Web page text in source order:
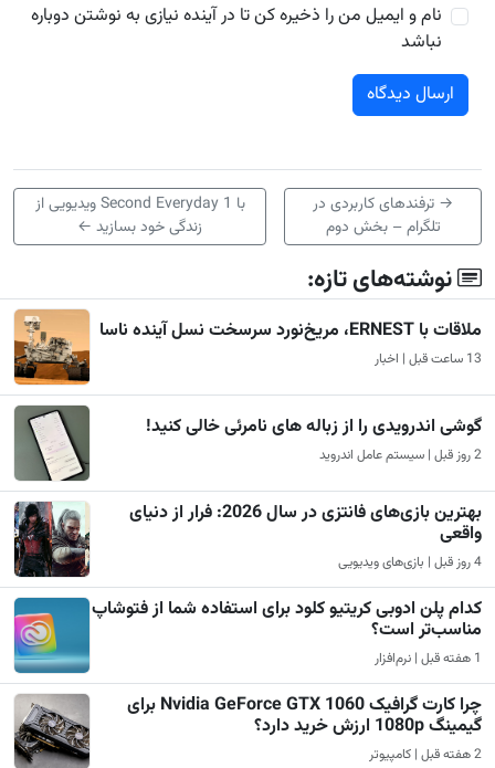
نام و ایمیل من را ذخیره کن تا در آینده نیازی به نوشتن دوباره
نباشد
→ ترفندهای کاربردی در
تلگرام – بخش دوم
با 1 Second Everyday ویدیویی از
زندگی خود بسازید ←
نوشته‌های تازه:
ملاقات با ERNEST، مریخ‌نورد سرسخت نسل آینده ناسا
13 ساعت قبل | اخبار
گوشی اندرویدی را از زباله های نامرئی خالی کنید!
2 روز قبل | سیستم عامل اندروید
بهترین بازی‌های فانتزی در سال 2026: فرار از دنیای
واقعی
4 روز قبل | بازی‌های ویدیویی
کدام پلن ادوبی کریتیو کلود برای استفاده شما از فتوشاپ
مناسب‌تر است؟
1 هفته قبل | نرم‌افزار
چرا کارت گرافیک Nvidia GeForce GTX 1060 برای
گیمینگ 1080p ارزش خرید دارد؟
2 هفته قبل | کامپیوتر